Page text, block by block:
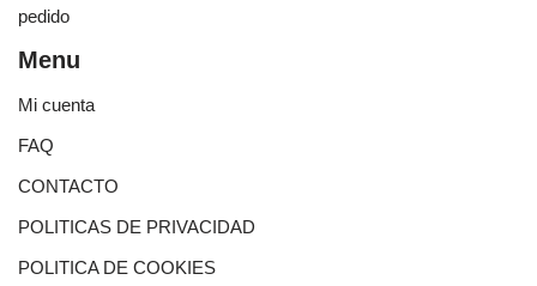
pedido
Menu
Mi cuenta
FAQ
CONTACTO
POLITICAS DE PRIVACIDAD
POLITICA DE COOKIES